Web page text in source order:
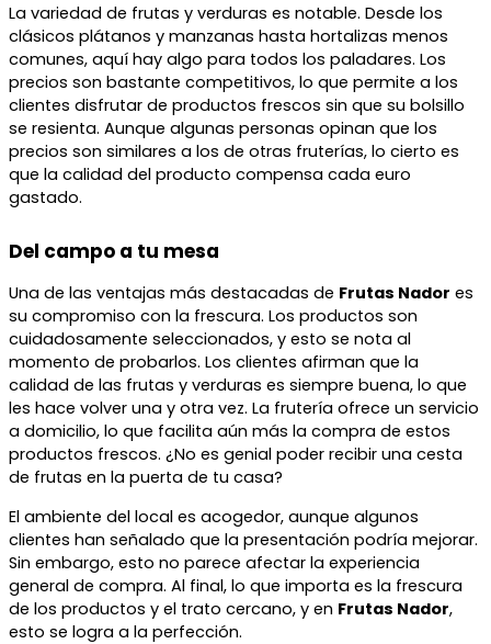
La variedad de frutas y verduras es notable. Desde los
clásicos plátanos y manzanas hasta hortalizas menos
comunes, aquí hay algo para todos los paladares. Los
precios son bastante competitivos, lo que permite a los
clientes disfrutar de productos frescos sin que su bolsillo
se resienta. Aunque algunas personas opinan que los
precios son similares a los de otras fruterías, lo cierto es
que la calidad del producto compensa cada euro
gastado.
Del campo a tu mesa
Una de las ventajas más destacadas de Frutas Nador es
su compromiso con la frescura. Los productos son
cuidadosamente seleccionados, y esto se nota al
momento de probarlos. Los clientes afirman que la
calidad de las frutas y verduras es siempre buena, lo que
les hace volver una y otra vez. La frutería ofrece un servicio
a domicilio, lo que facilita aún más la compra de estos
productos frescos. ¿No es genial poder recibir una cesta
de frutas en la puerta de tu casa?
El ambiente del local es acogedor, aunque algunos
clientes han señalado que la presentación podría mejorar.
Sin embargo, esto no parece afectar la experiencia
general de compra. Al final, lo que importa es la frescura
de los productos y el trato cercano, y en Frutas Nador,
esto se logra a la perfección.